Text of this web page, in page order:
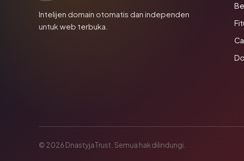
Intelijen domain otomatis dan independen
untuk web terbuka.
© 2026 DnastyjaTrust. Semua hak dilindungi.